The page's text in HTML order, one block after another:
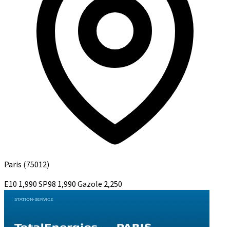
Paris (75012)
E10 1,990SP98 1,990Gazole 2,250